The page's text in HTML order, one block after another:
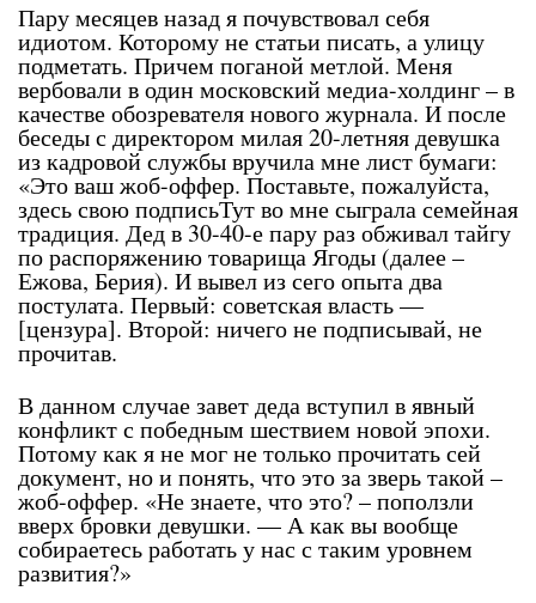
Пару месяцев назад я почувствовал себя
идиотом. Которому не статьи писать, а улицу
подметать. Причем поганой метлой. Меня
вербовали в один московский медиа-холдинг – в
качестве обозревателя нового журнала. И после
беседы с директором милая 20-летняя девушка
из кадровой службы вручила мне лист бумаги:
«Это ваш жоб-оффер. Поставьте, пожалуйста,
здесь свою подписьТут во мне сыграла семейная
традиция. Дед в 30-40-е пару раз обживал тайгу
по распоряжению товарища Ягоды (далее –
Ежова, Берия). И вывел из сего опыта два
постулата. Первый: советская власть —
[цензура]. Второй: ничего не подписывай, не
прочитав.
В данном случае завет деда вступил в явный
конфликт с победным шествием новой эпохи.
Потому как я не мог не только прочитать сей
документ, но и понять, что это за зверь такой –
жоб-оффер. «Не знаете, что это? – поползли
вверх бровки девушки. — А как вы вообще
собираетесь работать у нас с таким уровнем
развития?»